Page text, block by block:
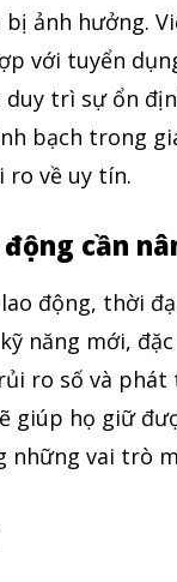
bị ảnh hưởng.
với tuyển
duy trì sự ổn
bạch trong
ro về uy tín.
cần
động, thời
năng mới,
ro số và
giúp họ giữ
những vai trò